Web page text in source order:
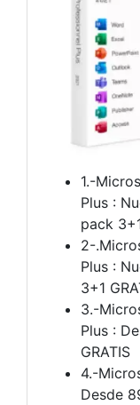
1.-
Plus :
pack
2-
Plus :
3+1
3.-
Plus :
GRATIS
4.-
Desde